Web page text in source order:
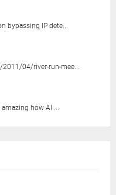
bypassing IP dete...
04/river-run-mee...
how AI ...